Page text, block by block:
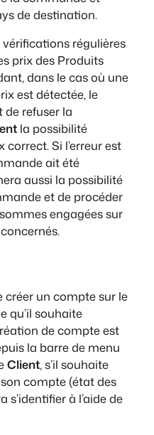
de destination.
régulières
prix des Produits
dans le cas où une
est détectée, le
de refuser la
la possibilité
correct. Si l’erreur est
ait été
aussi la possibilité
et de procéder
engagées sur
créer un compte sur le
qu’il souhaite
de compte est
la barre de menu
Client, s’il souhaite
compte (état des
à l’aide de